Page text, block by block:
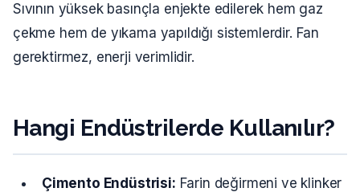
Sıvının yüksek basınçla enjekte edilerek hem gaz
çekme hem de yıkama yapıldığı sistemlerdir. Fan
gerektirmez, enerji verimlidir.
Hangi Endüstrilerde Kullanılır?
Çimento Endüstrisi: Farin değirmeni ve klinker